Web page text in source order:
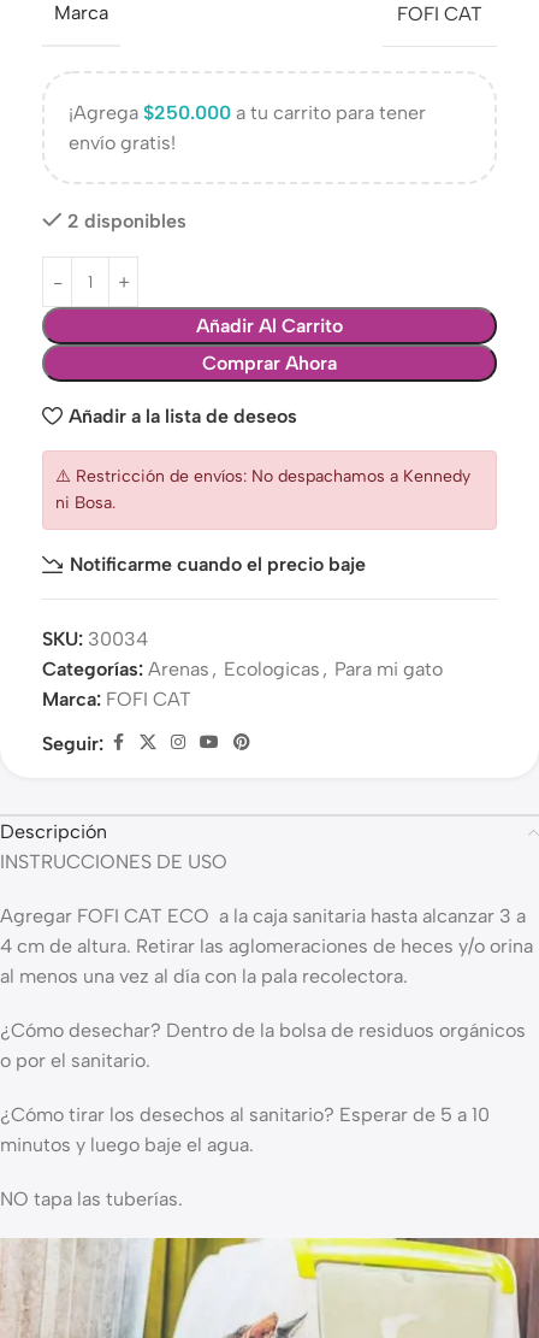
Marca FOFI CAT
¡Agrega $250.000 a tu carrito para tener
envío gratis!
2 disponibles
Añadir Al Carrito
Comprar Ahora
Añadir a la lista de deseos
⚠️ Restricción de envíos: No despachamos a Kennedy
ni Bosa.
Notificarme cuando el precio baje
SKU: 30034
Categorías: Arenas , Ecologicas , Para mi gato
Marca: FOFI CAT
Seguir:
Descripción
INSTRUCCIONES DE USO
Agregar FOFI CAT ECO a la caja sanitaria hasta alcanzar 3 a
4 cm de altura. Retirar las aglomeraciones de heces y/o orina
al menos una vez al día con la pala recolectora.
¿Cómo desechar? Dentro de la bolsa de residuos orgánicos
o por el sanitario.
¿Cómo tirar los desechos al sanitario? Esperar de 5 a 10
minutos y luego baje el agua.
NO tapa las tuberías.